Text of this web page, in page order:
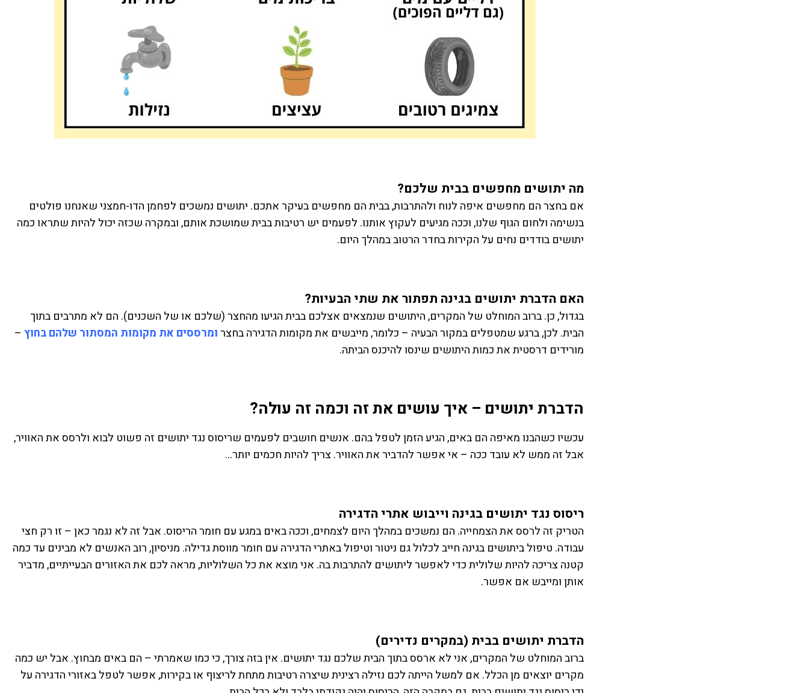
מה יתושים מחפשים בבית שלכם?
אם בחצר הם מחפשים איפה לנוח ולהתרבות, בבית הם מחפשים בעיקר אתכם. יתושים נמשכים לפחמן הדו-חמצני שאנחנו פולטים
בנשימה ולחום הגוף שלנו, וככה מגיעים לעקוץ אותנו. לפעמים יש רטיבות בבית שמושכת אותם, ובמקרה שכזה יכול להיות שתראו כמה
יתושים בודדים נחים על הקירות בחדר הרטוב במהלך היום.
האם הדברת יתושים בגינה תפתור את שתי הבעיות?
בגדול, כן. ברוב המוחלט של המקרים, היתושים שנמצאים אצלכם בבית הגיעו מהחצר (שלכם או של השכנים). הם לא מתרבים בתוך
הבית. לכן, ברגע שמטפלים במקור הבעיה – כלומר, מייבשים את מקומות הדגירה בחצרומרססים את מקומות המסתור שלהם בחוץ –
מורידים דרסטית את כמות היתושים שינסו להיכנס הביתה.
הדברת יתושים – איך עושים את זה וכמה זה עולה?
עכשיו כשהבנו מאיפה הם באים, הגיע הזמן לטפל בהם. אנשים חושבים לפעמים שריסוס נגד יתושים זה פשוט לבוא ולרסס את האוויר,
אבל זה ממש לא עובד ככה – אי אפשר להדביר את האוויר. צריך להיות חכמים יותר…
ריסוס נגד יתושים בגינה וייבוש אתרי הדגירה
הטריק זה לרסס את הצמחייה. הם נמשכים במהלך היום לצמחים, וככה באים במגע עם חומר הריסוס. אבל זה לא נגמר כאן – זו רק חצי
עבודה. טיפול ביתושים בגינה חייב לכלול גם ניטור וטיפול באתרי הדגירה עם חומר מווסת גדילה. מניסיון, רוב האנשים לא מבינים עד כמה
קטנה צריכה להיות שלולית כדי לאפשר ליתושים להתרבות בה. אני מוצא את כל השלוליות, מראה לכם את האזורים הבעייתיים, מדביר
אותן ומייבש אם אפשר.
הדברת יתושים בבית (במקרים נדירים)
ברוב המוחלט של המקרים, אני לא ארסס בתוך הבית שלכם נגד יתושים. אין בזה צורך, כי כמו שאמרתי – הם באים מבחוץ. אבל יש כמה
מקרים יוצאים מן הכלל. אם למשל הייתה לכם נזילה רצינית שיצרה רטיבות מתחת לריצוף או בקירות, אפשר לטפל באזורי הדגירה על